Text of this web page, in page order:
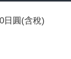
日圓(含稅)